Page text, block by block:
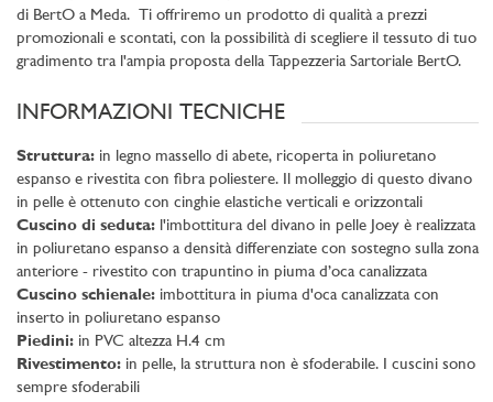
di BertO a Meda. Ti offriremo un prodotto di qualità a prezzi
promozionali e scontati, con la possibilità di scegliere il tessuto di tuo
gradimento tra l'ampia proposta della Tappezzeria Sartoriale BertO.
INFORMAZIONI TECNICHE
Struttura: in legno massello di abete, ricoperta in poliuretano
espanso e rivestita con fibra poliestere. Il molleggio di questo divano
in pelle è ottenuto con cinghie elastiche verticali e orizzontali
Cuscino di seduta: l'imbottitura del divano in pelle Joey è realizzata
in poliuretano espanso a densità differenziate con sostegno sulla zona
anteriore - rivestito con trapuntino in piuma d’oca canalizzata
Cuscino schienale: imbottitura in piuma d'oca canalizzata con
inserto in poliuretano espanso
Piedini: in PVC altezza H.4 cm
Rivestimento: in pelle, la struttura non è sfoderabile. I cuscini sono
sempre sfoderabili